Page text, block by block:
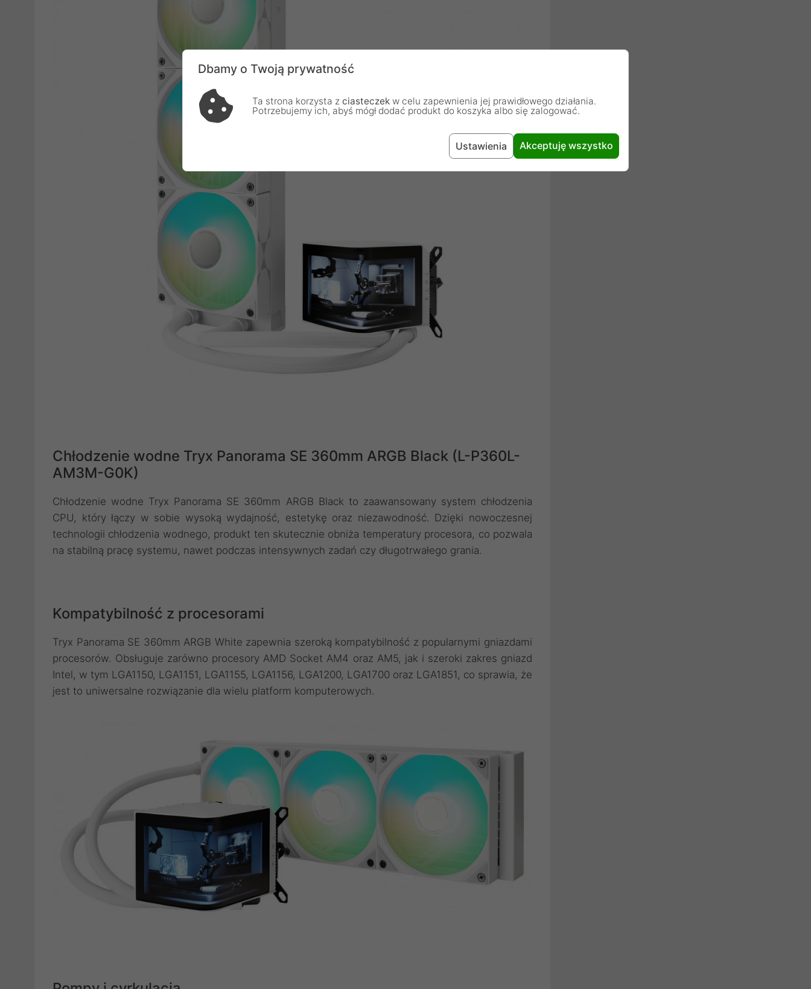
Chłodzenie wodne Tryx Panorama SE 360mm ARGB Black (L-P360L-
AM3M-G0K)
Chłodzenie wodne Tryx Panorama SE 360mm ARGB Black to zaawansowany system chłodzenia
CPU, który łączy w sobie wysoką wydajność, estetykę oraz niezawodność. Dzięki nowoczesnej
technologii chłodzenia wodnego, produkt ten skutecznie obniża temperatury procesora, co pozwala
na stabilną pracę systemu, nawet podczas intensywnych zadań czy długotrwałego grania.
Kompatybilność z procesorami
Tryx Panorama SE 360mm ARGB White zapewnia szeroką kompatybilność z popularnymi gniazdami
procesorów. Obsługuje zarówno procesory AMD Socket AM4 oraz AM5, jak i szeroki zakres gniazd
Intel, w tym LGA1150, LGA1151, LGA1155, LGA1156, LGA1200, LGA1700 oraz LGA1851, co sprawia, że
jest to uniwersalne rozwiązanie dla wielu platform komputerowych.
Dbamy o Twoją prywatność
Ta strona korzysta z ciasteczek w celu zapewnienia jej prawidłowego działania.
Potrzebujemy ich, abyś mógł dodać produkt do koszyka albo się zalogować.
Ustawienia Akceptuję wszystko